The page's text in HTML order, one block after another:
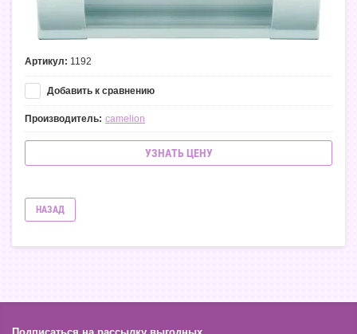
Артикул: 1192
Добавить к сравнению
Производитель: camelion
УЗНАТЬ ЦЕНУ
НАЗАД